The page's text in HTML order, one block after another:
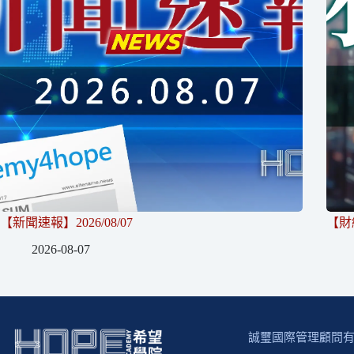
【新聞速報】2026/08/07
2026-08-07
【
誠璽國際管理顧問